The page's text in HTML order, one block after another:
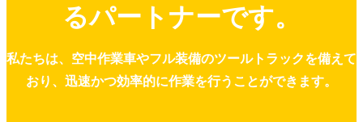
るパートナーです。
私たちは、空中作業車やフル装備のツールトラックを備えて
おり、迅速かつ効率的に作業を行うことができます。